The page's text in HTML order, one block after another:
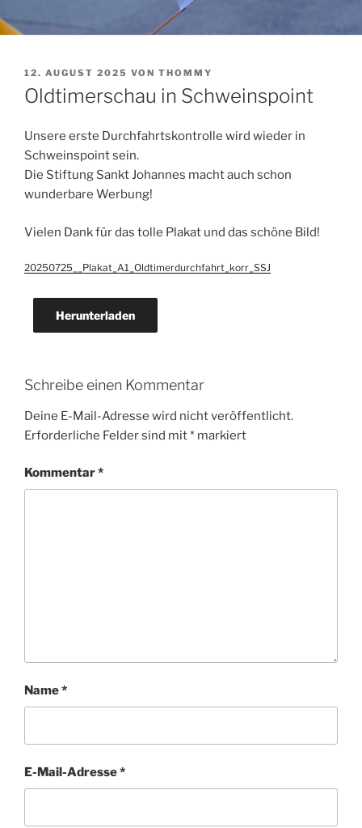
VERÖFFENTLICHT
AM
12. AUGUST 2025 VON THOMMY
Oldtimerschau in Schweinspoint
Unsere erste Durchfahrtskontrolle wird wieder in
Schweinspoint sein.
Die Stiftung Sankt Johannes macht auch schon
wunderbare Werbung!
Vielen Dank für das tolle Plakat und das schöne Bild!
20250725__Plakat_A1_Oldtimerdurchfahrt_korr_SSJ
Herunterladen
Schreibe einen Kommentar
Deine E-Mail-Adresse wird nicht veröffentlicht.
Erforderliche Felder sind mit* markiert
Kommentar*
Name*
E-Mail-Adresse*